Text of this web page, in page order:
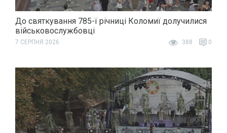
До святкування 785-ї річниці Коломиї долучилися
військовослужбовці
7 СЕРПНЯ 2026 388 0